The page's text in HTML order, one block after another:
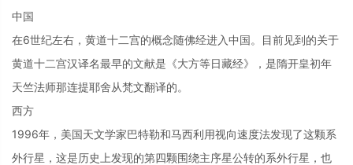
中国
在6世纪左右，黄道十二宫的概念随佛经进入中国。目前见到的关于
黄道十二宫汉译名最早的文献是《大方等日藏经》，是隋开皇初年
天竺法师那连提耶舍从梵文翻译的。
西方
1996年，美国天文学家巴特勒和马西利用视向速度法发现了这颗系
外行星，这是历史上发现的第四颗围绕主序星公转的系外行星，也